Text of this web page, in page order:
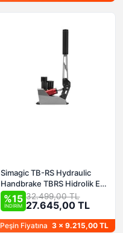
Simagic TB-RS Hydraulic
Handbrake TBRS Hidrolik EL
Freni
%15
İNDİRİM
32.499,00 TL
27.645,00 TL
Peşin Fiyatına 3 x 9.215,00 TL